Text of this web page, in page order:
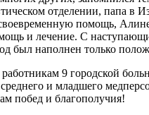
отделении, папа
помощь,
и лечение. С
был наполнен только
работникам 9 городской
и младшего
побед и благополучия!